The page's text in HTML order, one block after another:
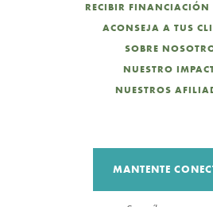
RECIBIR FINANCIACIÓN
ACONSEJA A TUS
SOBRE
NUESTRO
NUESTROS
MANTENTE